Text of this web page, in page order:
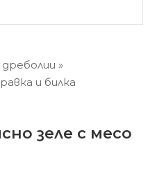
»
и билка
зеле с месо